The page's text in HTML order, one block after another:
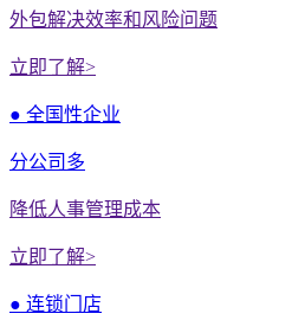
外包解决效率和风险问题
立即了解>
● 全国性企业
分公司多
降低人事管理成本
立即了解>
● 连锁门店